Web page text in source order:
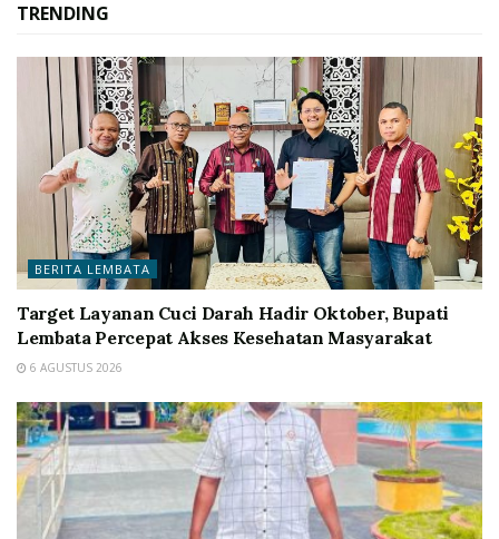
TRENDING
BERITA LEMBATA
Target Layanan Cuci Darah Hadir Oktober, Bupati
Lembata Percepat Akses Kesehatan Masyarakat
6 AGUSTUS 2026